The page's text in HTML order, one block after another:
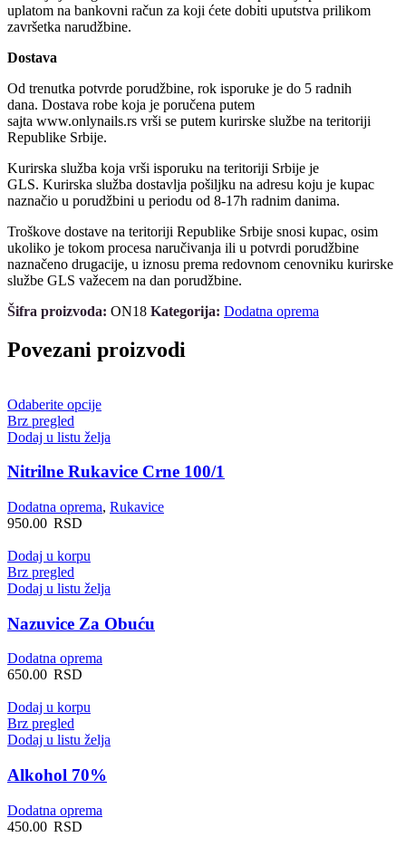
uplatom na bankovni račun za koji ćete dobiti uputstva prilikom
završetka narudžbine.
Dostava
Od trenutka potvrde porudžbine, rok isporuke je do 5 radnih
dana. Dostava robe koja je poručena putem
sajta www.onlynails.rs vrši se putem kurirske službe na teritoriji
Republike Srbije.
Kurirska služba koja vrši isporuku na teritoriji Srbije je
GLS. Kurirska služba dostavlja pošiljku na adresu koju je kupac
naznačio u porudžbini u periodu od 8-17h radnim danima.
Troškove dostave na teritoriji Republike Srbije snosi kupac, osim
ukoliko je tokom procesa naručivanja ili u potvrdi porudžbine
naznačeno drugacije, u iznosu prema redovnom cenovniku kurirske
službe GLS važecem na dan porudžbine.
Šifra proizvoda: ON18 Kategorija: Dodatna oprema
Povezani proizvodi
Odaberite opcijeOvaj
ima
varijanti.
mogu
biti
proizvoda.
Brz pregled
Dodaj u listu želja
Nitrilne Rukavice Crne 100/1
Dodatna oprema, Rukavice
950.00 RSD
Dodaj u korpu
Brz pregled
Dodaj u listu želja
Nazuvice Za Obuću
Dodatna oprema
650.00 RSD
Dodaj u korpu
Brz pregled
Dodaj u listu želja
Alkohol 70%
Dodatna oprema
450.00 RSD